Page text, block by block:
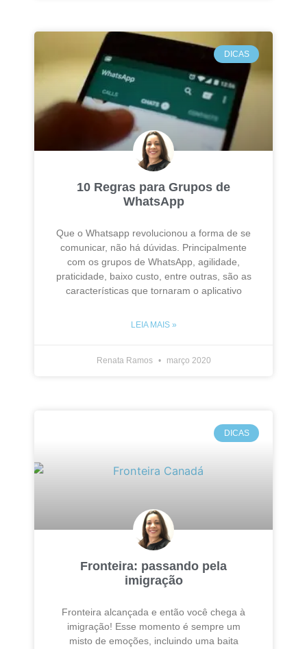
DICAS
10 Regras para Grupos de
WhatsApp
Que o Whatsapp revolucionou a forma de se
comunicar, não há dúvidas. Principalmente
com os grupos de WhatsApp, agilidade,
praticidade, baixo custo, entre outras, são as
características que tornaram o aplicativo
LEIA MAIS »
Renata Ramos março 2020
DICAS
Fronteira: passando pela
imigração
Fronteira alcançada e então você chega à
imigração! Esse momento é sempre um
misto de emoções, incluindo uma baita